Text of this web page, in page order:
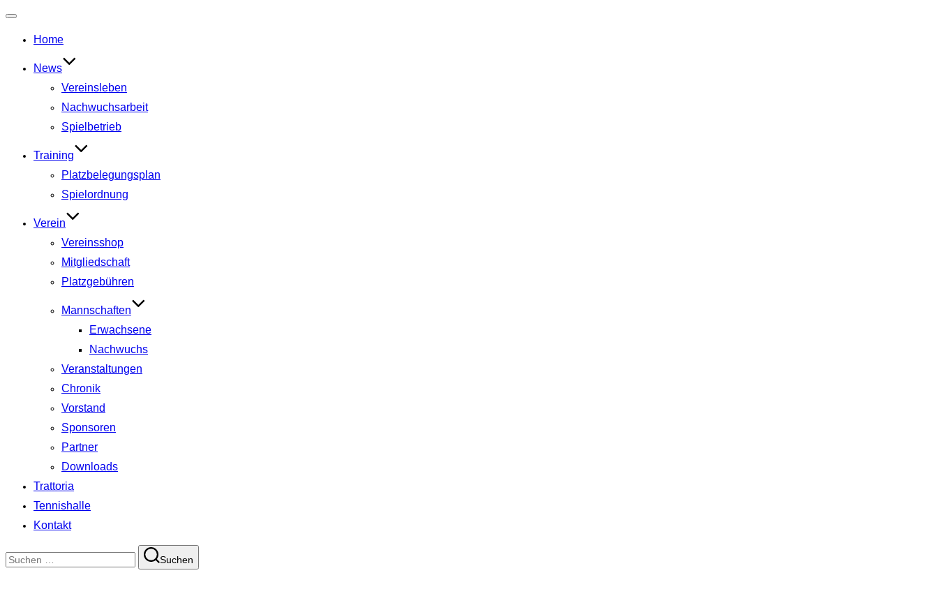
umschalten
Home
News
Vereinsleben
Nachwuchsarbeit
Spielbetrieb
Training
Platzbelegungsplan
Spielordnung
Verein
Vereinsshop
Mitgliedschaft
Platzgebühren
Mannschaften
Erwachsene
Nachwuchs
Veranstaltungen
Chronik
Vorstand
Sponsoren
Partner
Downloads
Trattoria
Tennishalle
Kontakt
Suchen
nach:
Suchen